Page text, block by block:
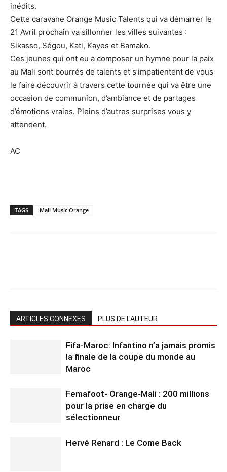
inédits.
Cette caravane Orange Music Talents qui va démarrer le
21 Avril prochain va sillonner les villes suivantes :
Sikasso, Ségou, Kati, Kayes et Bamako.
Ces jeunes qui ont eu a composer un hymne pour la paix
au Mali sont bourrés de talents et s’impatientent de vous
le faire découvrir à travers cette tournée qui va être une
occasion de communion, d’ambiance et de partages
d’émotions vraies. Pleins d’autres surprises vous y
attendent.
AC
TAGS Mali Music Orange
ARTICLES CONNEXES PLUS DE L'AUTEUR
Fifa-Maroc: Infantino n’a jamais promis
la finale de la coupe du monde au
Maroc
Femafoot- Orange-Mali : 200 millions
pour la prise en charge du
sélectionneur
Hervé Renard : Le Come Back